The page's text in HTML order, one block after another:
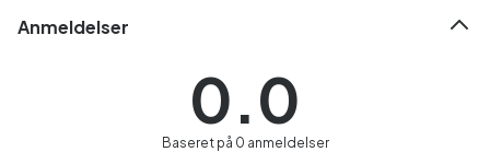
Anmeldelser
0.0
Baseret på 0 anmeldelser